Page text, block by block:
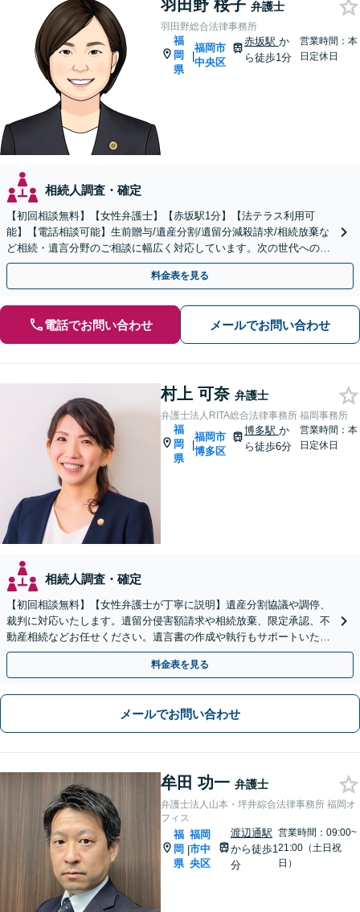
羽田野 桜子 弁護士
羽田野総合法律事務所
福
岡
県
|
福岡市
中央区
赤坂駅 か
ら徒歩1分
営業時間：本
日定休日
相続人調査・確定
【初回相談無料】【女性弁護士】【赤坂駅1分】【法テラス利用可
能】【電話相談可能】生前贈与/遺産分割/遺留分減殺請求/相続放棄な
ど相続・遺言分野のご相談に幅広く対応しています。次の世代へのよ
り良いバトンパスをお手伝いさせていただきます。
料金表を見る
電話でお問い合わせ メールでお問い合わせ
村上 可奈 弁護士
弁護士法人RITA総合法律事務所 福岡事務所
福
岡
県
|
福岡市
博多区
博多駅 か
ら徒歩6分
営業時間：本
日定休日
相続人調査・確定
【初回相談無料】【女性弁護士が丁寧に説明】遺産分割協議や調停、
裁判に対応いたします。遺留分侵害額請求や相続放棄、限定承認、不
動産相続などお任せください。遺言書の作成や執行もサポートいたし
ます【博多駅6分】
料金表を見る
メールでお問い合わせ
牟田 功一 弁護士
弁護士法人山本・坪井綜合法律事務所 福岡オ
フィス
福
岡
県
|
福岡
市中
央区
渡辺通駅
から徒歩1
分
営業時間：09:00~
21:00（土日祝
日）